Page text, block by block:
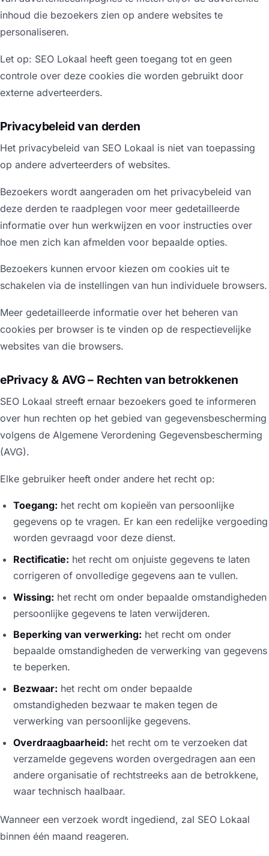
inhoud die bezoekers zien op andere websites te
personaliseren.
Let op: SEO Lokaal heeft geen toegang tot en geen
controle over deze cookies die worden gebruikt door
externe adverteerders.
Privacybeleid van derden
Het privacybeleid van SEO Lokaal is niet van toepassing
op andere adverteerders of websites.
Bezoekers wordt aangeraden om het privacybeleid van
deze derden te raadplegen voor meer gedetailleerde
informatie over hun werkwijzen en voor instructies over
hoe men zich kan afmelden voor bepaalde opties.
Bezoekers kunnen ervoor kiezen om cookies uit te
schakelen via de instellingen van hun individuele browsers.
Meer gedetailleerde informatie over het beheren van
cookies per browser is te vinden op de respectievelijke
websites van die browsers.
ePrivacy & AVG – Rechten van betrokkenen
SEO Lokaal streeft ernaar bezoekers goed te informeren
over hun rechten op het gebied van gegevensbescherming
volgens de Algemene Verordening Gegevensbescherming
(AVG).
Elke gebruiker heeft onder andere het recht op:
Toegang: het recht om kopieën van persoonlijke
gegevens op te vragen. Er kan een redelijke vergoeding
worden gevraagd voor deze dienst.
Rectificatie: het recht om onjuiste gegevens te laten
corrigeren of onvolledige gegevens aan te vullen.
Wissing: het recht om onder bepaalde omstandigheden
persoonlijke gegevens te laten verwijderen.
Beperking van verwerking: het recht om onder
bepaalde omstandigheden de verwerking van gegevens
te beperken.
Bezwaar: het recht om onder bepaalde
omstandigheden bezwaar te maken tegen de
verwerking van persoonlijke gegevens.
Overdraagbaarheid: het recht om te verzoeken dat
verzamelde gegevens worden overgedragen aan een
andere organisatie of rechtstreeks aan de betrokkene,
waar technisch haalbaar.
Wanneer een verzoek wordt ingediend, zal SEO Lokaal
binnen één maand reageren.